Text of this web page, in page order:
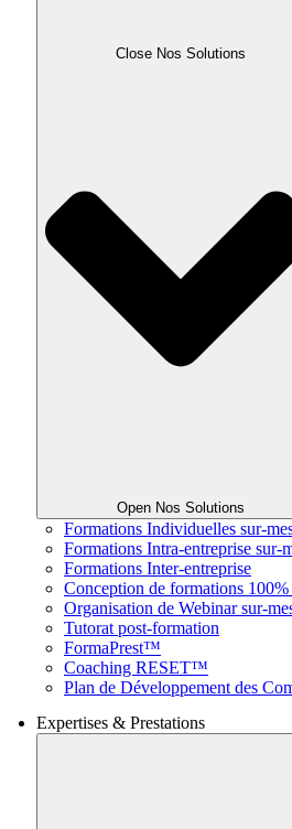
Close Nos Solutions
Open Nos Solutions
Formations Individuelles sur-
Formations Intra-entreprise sur-
Formations Inter-entreprise
Conception de formations 100%
Organisation de Webinar sur-
Tutorat post-formation
FormaPrest™
Coaching RESET™
Plan de Développement des
Expertises & Prestations